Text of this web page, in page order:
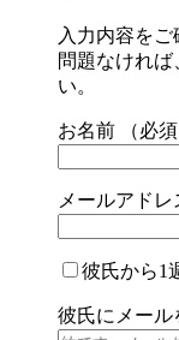
入力内容をご
問題なけれ
い。
お名前 （必須
メールアドレ
彼氏から1
彼氏にメール